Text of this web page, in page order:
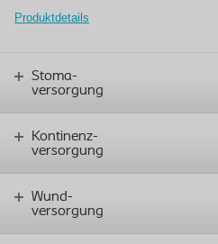
Produktdetails
Stoma-
versorgung
Kontinenz-
versorgung
Wund-
versorgung